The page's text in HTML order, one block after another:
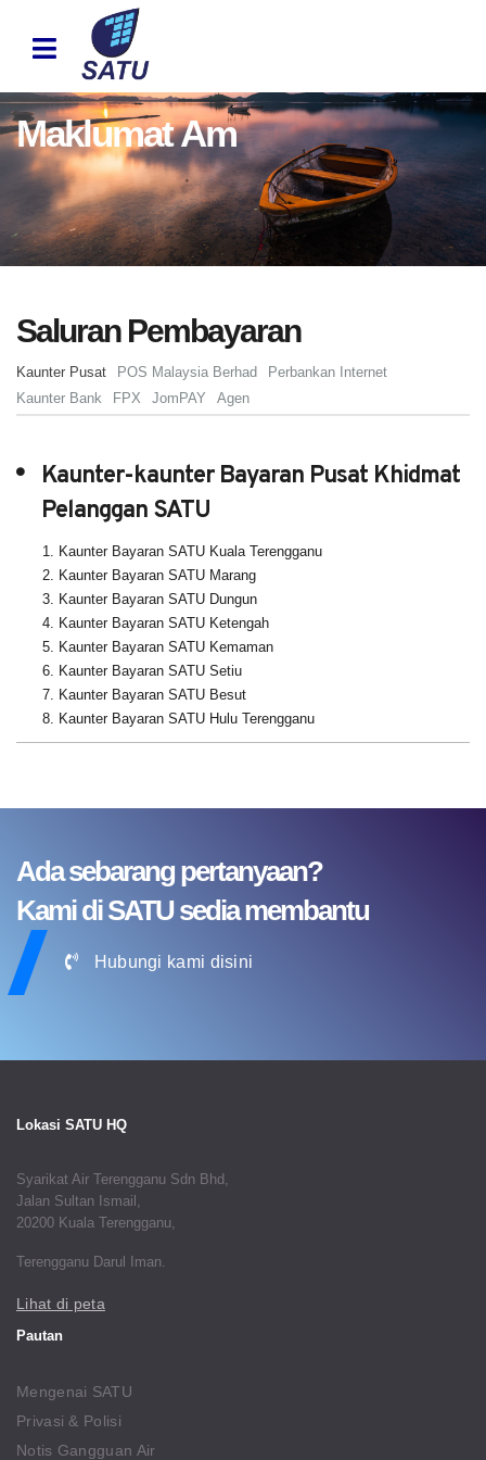
Maklumat Am
Saluran Pembayaran
Kaunter Pusat POS Malaysia Berhad
Perbankan Internet
Kaunter Bank
FPX JomPAY Agen
Kaunter-kaunter Bayaran Pusat Khidmat
Pelanggan SATU
1. Kaunter Bayaran SATU Kuala Terengganu
2. Kaunter Bayaran SATU Marang
3. Kaunter Bayaran SATU Dungun
4. Kaunter Bayaran SATU Ketengah
5. Kaunter Bayaran SATU Kemaman
6. Kaunter Bayaran SATU Setiu
7. Kaunter Bayaran SATU Besut
8. Kaunter Bayaran SATU Hulu Terengganu
Ada sebarang pertanyaan?
Kami di SATU sedia membantu
Hubungi kami disini
Lokasi SATU HQ
Syarikat Air Terengganu Sdn Bhd,
Jalan Sultan Ismail,
20200 Kuala Terengganu,
Terengganu Darul Iman.
Lihat di peta
Pautan
Mengenai SATU
Privasi & Polisi
Notis Gangguan Air